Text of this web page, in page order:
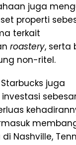
juga
properti
terkait
roastery, serta
non-ritel.
juga
Nashville,